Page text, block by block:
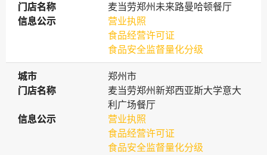
门店名称
门店名称
麦当劳郑州未来路曼哈顿餐厅
信息公示
信息公示
营业执照
食品经营许可证
食品安全监督量化分级
城市
城市
郑州市
门店名称
门店名称
麦当劳郑州新郑西亚斯大学意大
利广场餐厅
信息公示
信息公示
营业执照
食品经营许可证
食品安全监督量化分级